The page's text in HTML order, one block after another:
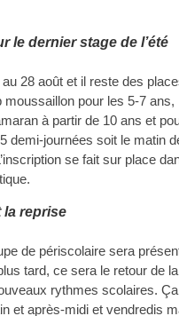
le dernier stage de l’été
28 août et il reste des
pour les 5-7 ans,
à partir de 10 ans et
demi-journées soit le matin
se fait sur place
la reprise
de périscolaire sera
tard, ce sera le retour de
rythmes scolaires.
et après-midi et vendredis